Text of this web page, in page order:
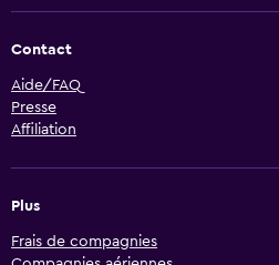
Contact
Aide/FAQ
Presse
Affiliation
Plus
Frais de compagnies